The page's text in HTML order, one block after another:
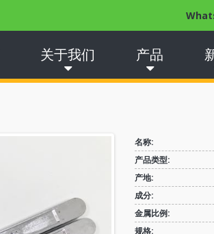
关于我们 产品
名称:
产品类型:
产地:
成分:
金属比例:
规格: